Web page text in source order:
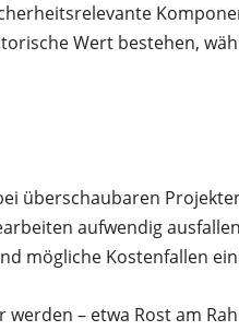
Wert bestehen,
überschaubaren
aufwendig
mögliche Kostenfallen
– etwa Rost am